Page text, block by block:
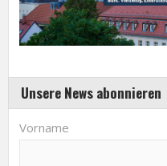
Unsere News abonnieren
Vorname